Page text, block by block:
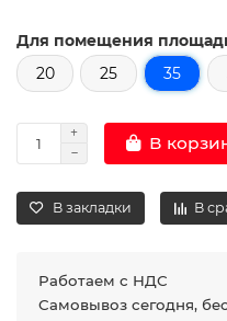
Для помещения
20
25 35
В
В закладки В
Работаем с НДС
Самовывоз сегодня,